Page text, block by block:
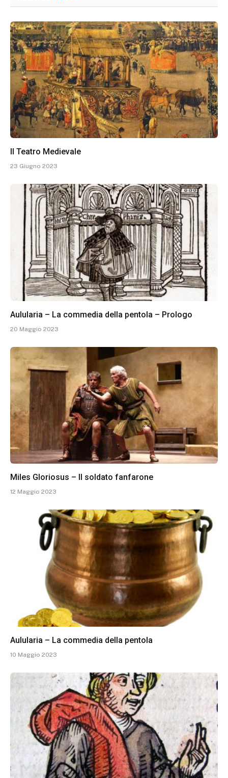
Il Teatro Medievale
23 Giugno 2023
Aulularia – La commedia della pentola – Prologo
20 Maggio 2023
Miles Gloriosus – Il soldato fanfarone
12 Maggio 2023
Aulularia – La commedia della pentola
10 Maggio 2023